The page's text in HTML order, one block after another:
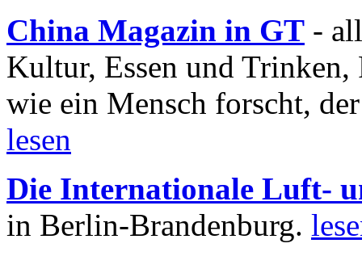
China Magazin in GT -
Kultur, Essen und
wie ein Mensch forscht,
lesen
Die Internationale Luft-
in Berlin-Brandenburg.